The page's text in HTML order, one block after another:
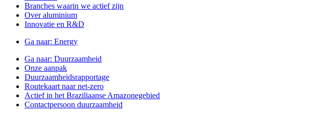
Branches waarin we actief zijn
Over aluminium
Innovatie en R&D
Ga naar: Energy
Ga naar: Duurzaamheid
Onze aanpak
Duurzaamheidsrapportage
Routekaart naar net-zero
Actief in het Braziliaanse Amazonegebied
Contactpersoon duurzaamheid